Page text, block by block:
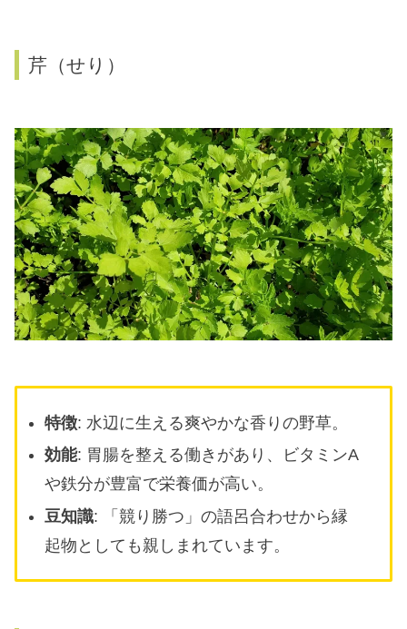
芹（せり）
特徴: 水辺に生える爽やかな香りの野草。
効能: 胃腸を整える働きがあり、ビタミンA
や鉄分が豊富で栄養価が高い。
豆知識: 「競り勝つ」の語呂合わせから縁
起物としても親しまれています。